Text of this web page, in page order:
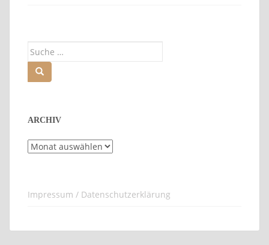
ARCHIV
Archiv
Impressum / Datenschutzerklärung